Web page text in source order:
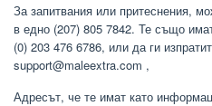
За запитвания или притеснения,
в едно (207) 805 7842. Те също
(0) 203 476 6786, или да ги
support@maleextra.com ,
Адресът, че те имат като